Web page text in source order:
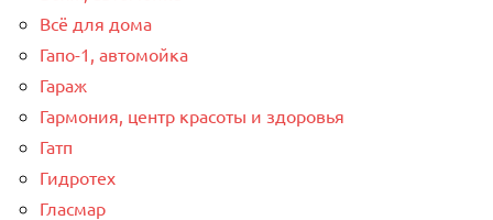
Всё для дома
Гапо-1, автомойка
Гараж
Гармония, центр красоты и здоровья
Гатп
Гидротех
Гласмар